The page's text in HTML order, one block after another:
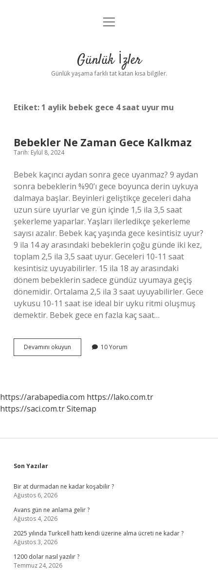
Anasayfa
Yasal Uyarı
menüyü
Günlük İzler
Günlük yaşama farklı tat katan kısa bilgiler.
Etiket: 1 aylik bebek gece 4 saat uyur mu
Bebekler Ne Zaman Gece Kalkmaz
Tarih: Eylül 8, 2024
Bebek kaçıncı aydan sonra gece uyanmaz? 9 aydan
sonra bebeklerin %90’ı gece boyunca derin uykuya
dalmaya başlar. Beyinleri geliştikçe geceleri daha
uzun süre uyurlar ve gün içinde 1,5 ila 3,5 saat
şekerleme yaparlar. Yaşları ilerledikçe şekerleme
sayısı azalır. Bebek kaç yaşında gece kesintisiz uyur?
9 ila 14 ay arasındaki bebeklerin çoğu günde iki kez,
toplam 2,5 ila 3,5 saat uyur. Geceleri 10-11 saat
kesintisiz uyuyabilirler. 15 ila 18 ay arasındaki
dönem bebeklerin sadece gündüz uyumaya geçiş
dönemidir. Ortalama 2,5 ila 3 saat uyuyabilirler. Gece
uykusu 10-11 saat ise ideal bir uyku ritmi oluşmuş
demektir. Bebek gece en fazla kaç saat…
Devamını okuyun Bebekler
Ne
10 Yorum
https://arabapedia.com https://lako.com.tr
https://saci.com.trSitemap
Sidebar
Son Yazılar
Bir at durmadan ne kadar koşabilir ?
Ağustos 6, 2026
Avans gün ne anlama gelir ?
Ağustos 4, 2026
2025 yılında Turkcell hattı kendi üzerine alma ücreti ne kadar ?
Ağustos 3, 2026
1200 dolar nasıl yazılır ?
Temmuz 24, 2026